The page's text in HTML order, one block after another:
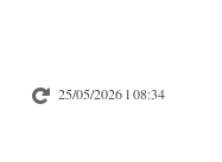
25/05/2026 l 08:34